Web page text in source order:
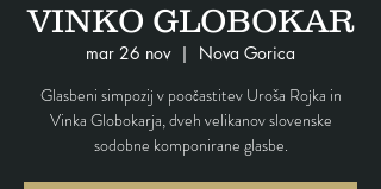
VINKO GLOBOKAR
mar 26 nov
  |
Nova Gorica
Glasbeni simpozij v poočastitev Uroša Rojka in
Vinka Globokarja, dveh velikanov slovenske
sodobne komponirane glasbe.